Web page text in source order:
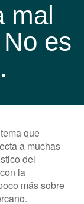
mal
es
que
a muchas
del
la
más sobre